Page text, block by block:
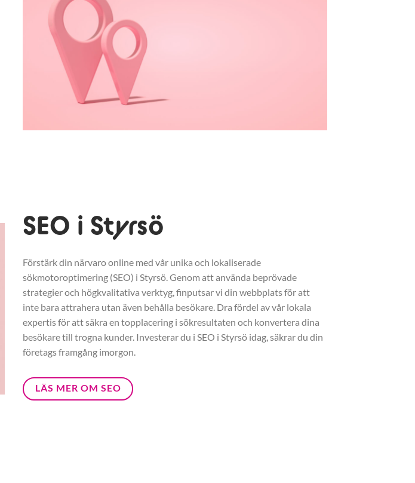
SEO i Styrsö
Förstärk din närvaro online med vår unika och lokaliserade
sökmotoroptimering (SEO) i Styrsö. Genom att använda beprövade
strategier och högkvalitativa verktyg, finputsar vi din webbplats för att
inte bara attrahera utan även behålla besökare. Dra fördel av vår lokala
expertis för att säkra en topplacering i sökresultaten och konvertera dina
besökare till trogna kunder. Investerar du i SEO i Styrsö idag, säkrar du din
företags framgång imorgon.
LÄS MER OM SEO